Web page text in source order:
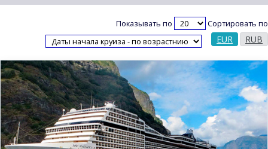
Показывать по Сортировать по
EUR RUB